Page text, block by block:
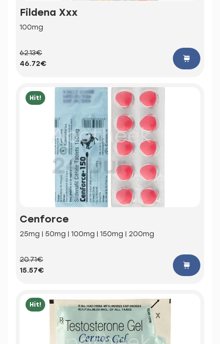
Fildena Xxx
100mg
62.13€
46.72€
Hit!
Cenforce
25mg | 50mg | 100mg | 150mg | 200mg
20.71€
15.57€
Hit!